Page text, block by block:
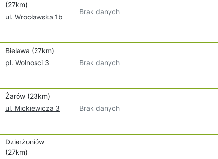
(27km)
ul. Wrocławska 1b
Brak danych
Bielawa (27km)
pl. Wolności 3
Brak danych
Żarów (23km)
ul. Mickiewicza 3
Brak danych
Dzierżoniów
(27km)